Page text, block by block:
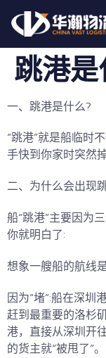
跳港
一、跳港是什么?
“跳港”就是船临时
手快到你家时突然
二、 为什么会出现
船“跳港”主要因为
你就明白了:
想象一艘船的航线
因为“堵”:船在深圳
赶到最重要的洛杉
港，直接从深圳开
的货主就“被甩了”。